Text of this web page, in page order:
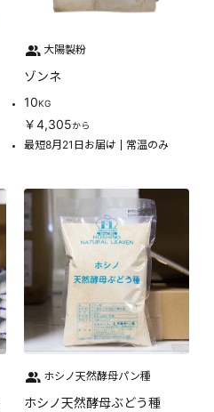
大陽製粉
ゾンネ
10KG
￥4,305から
最短8月21日お届け 常温のみ
ホシノ天然酵母パン種
ホシノ天然酵母ぶどう種